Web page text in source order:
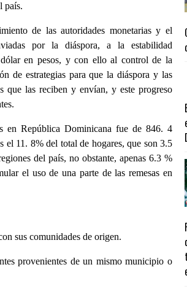
país.
de las autoridades monetarias y el
por la diáspora, a la estabilidad
en pesos, y con ello al control de la
de estrategias para que la diáspora y las
que las reciben y envían, y este progreso
en República Dominicana fue de 846. 4
el 11. 8% del total de hogares, que son 3.5
del país, no obstante, apenas 6.3 %
el uso de una parte de las remesas en
sus comunidades de origen.
provenientes de un mismo municipio o